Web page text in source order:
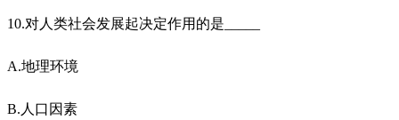
10.对人类社会发展起决定作用的是_____
A.地理环境
B.人口因素